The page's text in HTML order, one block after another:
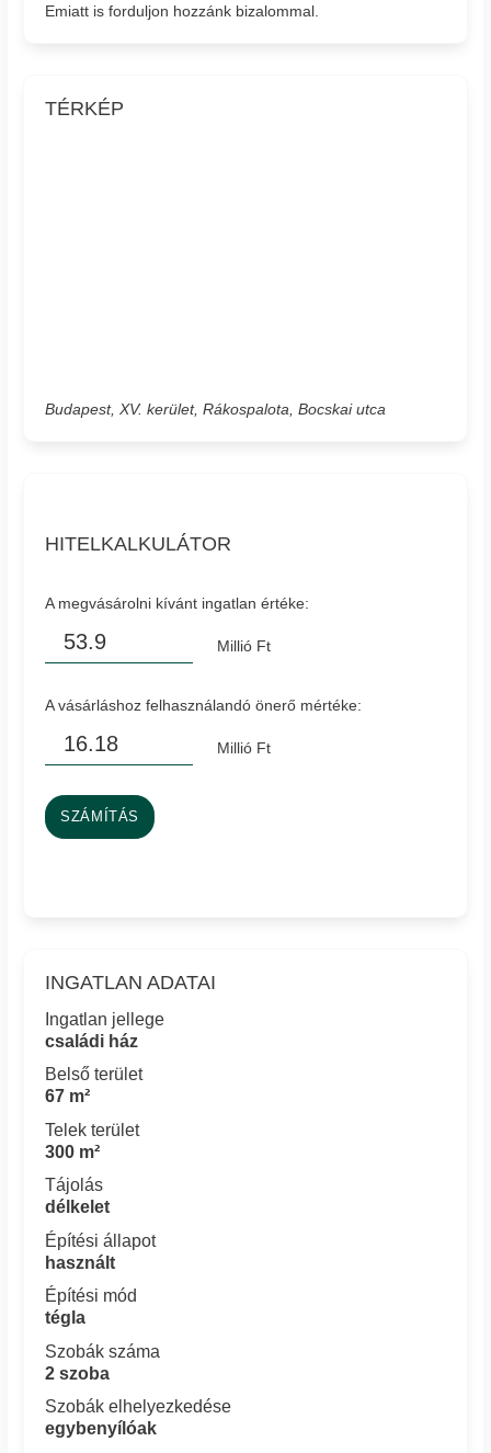
Emiatt is forduljon hozzánk bizalommal.
TÉRKÉP
Budapest, XV. kerület, Rákospalota, Bocskai utca
HITELKALKULÁTOR
A megvásárolni kívánt ingatlan értéke:
Millió Ft
A vásárláshoz felhasználandó önerő mértéke:
Millió Ft
SZÁMÍTÁS
INGATLAN ADATAI
Ingatlan jellege
családi ház
Belső terület
67 m²
Telek terület
300 m²
Tájolás
délkelet
Építési állapot
használt
Építési mód
tégla
Szobák száma
2 szoba
Szobák elhelyezkedése
egybenyílóak